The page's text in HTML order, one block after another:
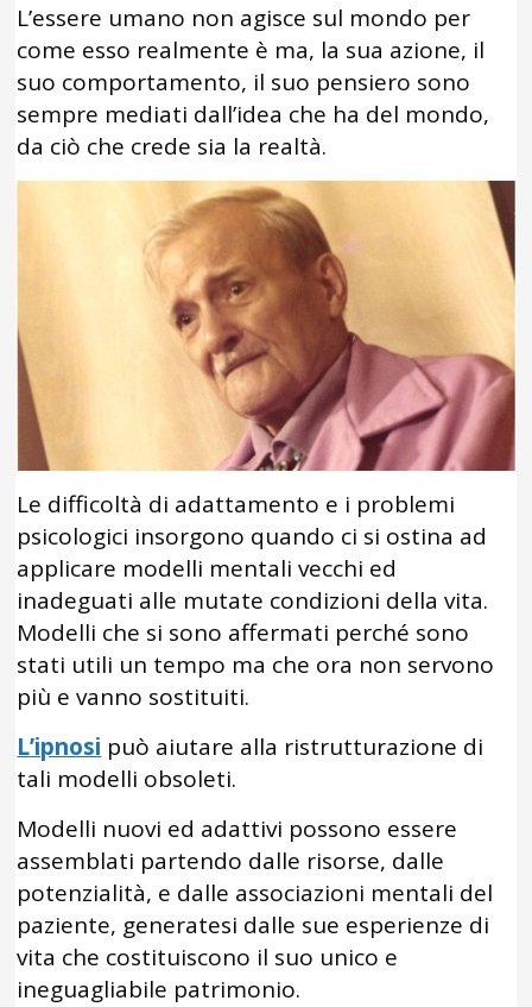
L’essere umano non agisce sul mondo per
come esso realmente è ma, la sua azione, il
suo comportamento, il suo pensiero sono
sempre mediati dall’idea che ha del mondo,
da ciò che crede sia la realtà.
Le difficoltà di adattamento e i problemi
psicologici insorgono quando ci si ostina ad
applicare modelli mentali vecchi ed
inadeguati alle mutate condizioni della vita.
Modelli che si sono affermati perché sono
stati utili un tempo ma che ora non servono
più e vanno sostituiti.
L’ipnosi può aiutare alla ristrutturazione di
tali modelli obsoleti.
Modelli nuovi ed adattivi possono essere
assemblati partendo dalle risorse, dalle
potenzialità, e dalle associazioni mentali del
paziente, generatesi dalle sue esperienze di
vita che costituiscono il suo unico e
ineguagliabile patrimonio.